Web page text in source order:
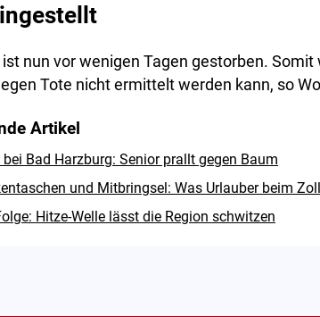
nun vor wenigen Tagen gestorben. Somit
Tote nicht ermittelt werden kann, so
Artikel
Bad Harzburg: Senior prallt gegen Baum
und Mitbringsel: Was Urlauber beim
Hitze-Welle lässt die Region schwitzen